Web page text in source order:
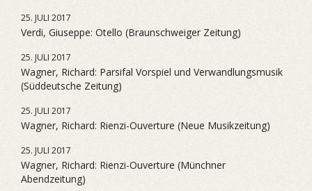
25. JULI 2017
Verdi, Giuseppe: Otello (Braunschweiger Zeitung)
25. JULI 2017
Wagner, Richard: Parsifal Vorspiel und Verwandlungsmusik
(Süddeutsche Zeitung)
25. JULI 2017
Wagner, Richard: Rienzi-Ouverture (Neue Musikzeitung)
25. JULI 2017
Wagner, Richard: Rienzi-Ouverture (Münchner
Abendzeitung)